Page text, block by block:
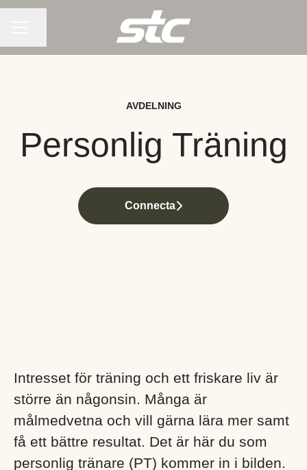
AVDELNING
Personlig Träning
Connecta
Intresset för träning och ett friskare liv är
större än någonsin. Många är
målmedvetna och vill gärna lära mer samt
få ett bättre resultat. Det är här du som
personlig tränare (PT) kommer in i bilden.